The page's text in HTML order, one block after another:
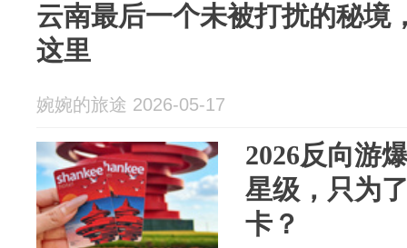
云南最后一个未被打扰的秘境
这里
婉婉的旅途 2026-05-17
2026反向游
星级，只为
卡？